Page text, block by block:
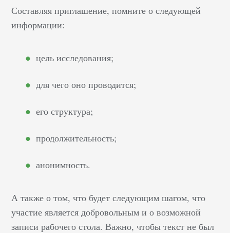
Составляя приглашение, помните о следующей
информации:
цель исследования;
для чего оно проводится;
его структура;
продолжительность;
анонимность.
А также о том, что будет следующим шагом, что
участие является добровольным и о возможной
записи рабочего стола. Важно, чтобы текст не был